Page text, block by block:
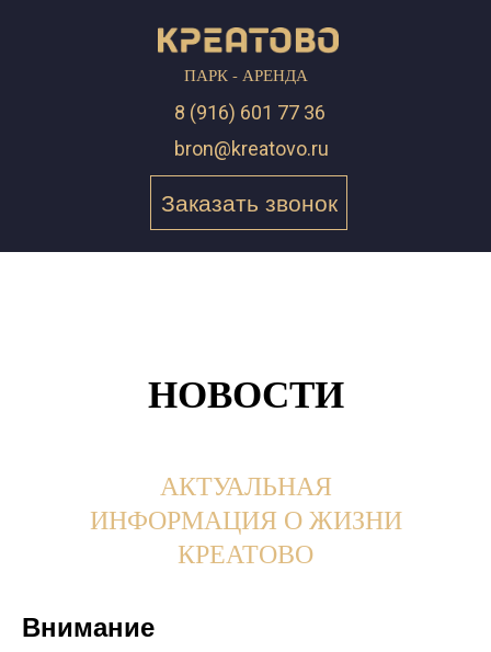
8 (916) 601 77 36
Заказать звонок
ПАРК - АРЕНДА
bron@kreatovo.ru
АКТУАЛЬНАЯ
ИНФОРМАЦИЯ О ЖИЗНИ
КРЕАТОВО
НОВОСТИ
Внимание